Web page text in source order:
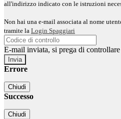
all'indirizzo indicato con le istruzioni
Non hai una e-mail associata al nome
tramite la Login Spaggiari
E-mail inviata, si prega di
Errore
Chiudi
Successo
Chiudi